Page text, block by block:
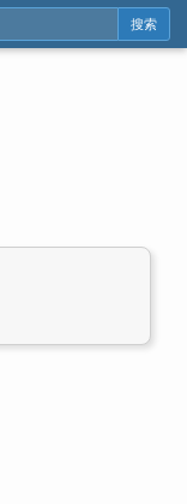
搜索